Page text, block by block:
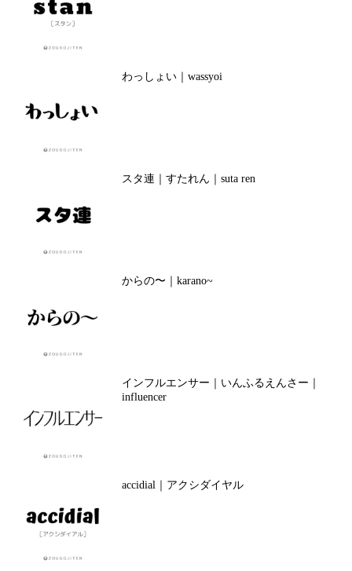
わっしょい｜wassyoi
スタ連｜すたれん｜suta ren
からの〜｜karano~
インフルエンサー｜いんふるえんさー｜
influencer
accidial｜アクシダイヤル